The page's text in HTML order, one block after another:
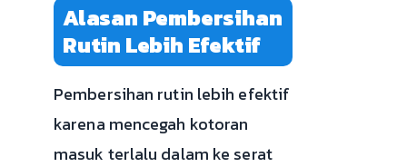
Alasan Pembersihan
Rutin Lebih Efektif
Pembersihan rutin lebih efektif
karena mencegah kotoran
masuk terlalu dalam ke serat